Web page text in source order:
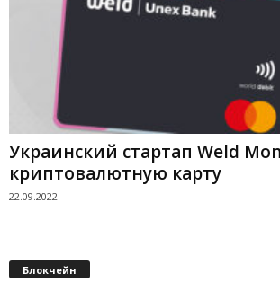
Украинский стартап Weld
криптовалютную карту
22.09.2022
Блокчейн